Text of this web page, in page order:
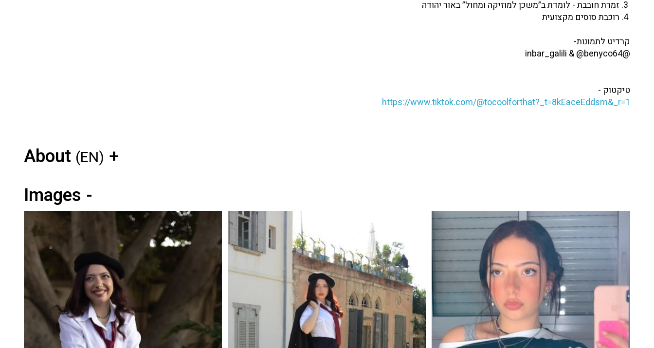
4. רוכבת סוסים מקצועית
קרדיט לתמונות-
@inbar_galili & @benyco64
טיקטוק -
https://www.tiktok.com/@tocoolforthat?_t=8kEaceEddsm&_r=1
About (EN)
Images